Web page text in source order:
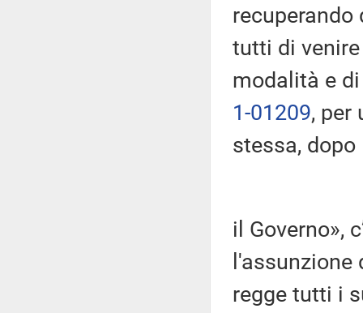
recuperando
tutti di
modalità e
1-01209, per
stessa,
il Governo»,
regge tutti i